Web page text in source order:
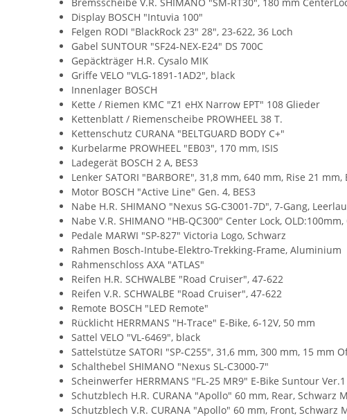
Bremsscheibe V.R. SHIMANO "SM-RT30", 180 mm
Display BOSCH "Intuvia 100"
Felgen RODI "BlackRock 23" 28", 23-622, 36 Loch
Gabel SUNTOUR "SF24-NEX-E24" DS 700C
Gepäckträger H.R. Cysalo MIK
Griffe VELO "VLG-1891-1AD2", black
Innenlager BOSCH
Kette / Riemen KMC "Z1 eHX Narrow EPT" 108 Glieder
Kettenblatt / Riemenscheibe PROWHEEL 38 T.
Kettenschutz CURANA "BELTGUARD BODY C+"
Kurbelarme PROWHEEL "EB03", 170 mm, ISIS
Ladegerät BOSCH 2 A, BES3
Lenker SATORI "BARBORE", 31,8 mm, 640 mm, Rise 21
Motor BOSCH "Active Line" Gen. 4, BES3
Nabe H.R. SHIMANO "Nexus SG-C3001-7D", 7-Gang,
Nabe V.R. SHIMANO "HB-QC300" Center Lock,
Pedale MARWI "SP-827" Victoria Logo, Schwarz
Rahmen Bosch-Intube-Elektro-Trekking-Frame, Aluminium
Rahmenschloss AXA "ATLAS"
Reifen H.R. SCHWALBE "Road Cruiser", 47-622
Reifen V.R. SCHWALBE "Road Cruiser", 47-622
Remote BOSCH "LED Remote"
Rücklicht HERRMANS "H-Trace" E-Bike, 6-12V, 50 mm
Sattel VELO "VL-6469", black
Sattelstütze SATORI "SP-C255", 31,6 mm, 300 mm, 15 mm
Schalthebel SHIMANO "Nexus SL-C3000-7"
Scheinwerfer HERRMANS "FL-25 MR9" E-Bike Suntour Ver.1
Schutzblech H.R. CURANA "Apollo" 60 mm, Rear, Schwarz
Schutzblech V.R. CURANA "Apollo" 60 mm, Front, Schwarz